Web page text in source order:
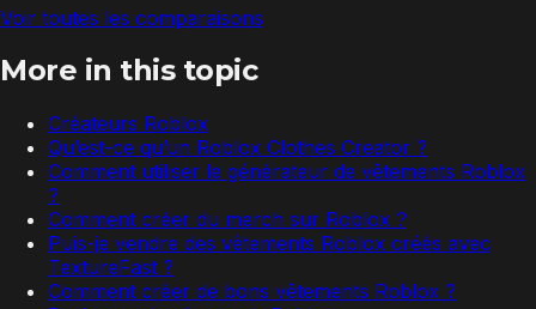
Voir toutes les comparaisons
More in this topic
Créateurs Roblox
Qu’est-ce qu’un Roblox Clothes Creator ?
Comment utiliser le générateur de vêtements Roblox
?
Comment créer du merch sur Roblox ?
Puis-je vendre des vêtements Roblox créés avec
TextureFast ?
Comment créer de bons vêtements Roblox ?